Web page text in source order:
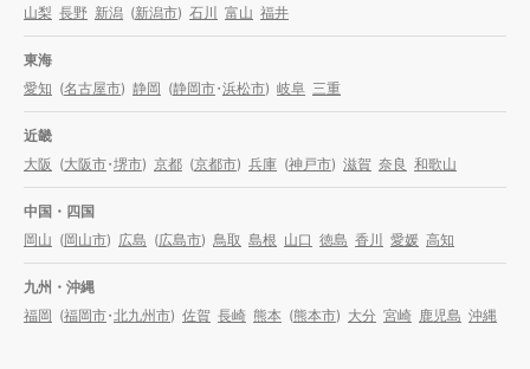
山梨 長野 新潟 (新潟市) 石川 富山 福井
東海
愛知 (名古屋市) 静岡 (静岡市・浜松市) 岐阜 三重
近畿
大阪 (大阪市・堺市) 京都 (京都市) 兵庫 (神戸市) 滋賀 奈良 和歌山
中国・四国
岡山 (岡山市) 広島 (広島市) 鳥取 島根 山口 徳島 香川 愛媛 高知
九州・沖縄
福岡 (福岡市・北九州市) 佐賀 長崎 熊本 (熊本市) 大分 宮崎 鹿児島 沖縄